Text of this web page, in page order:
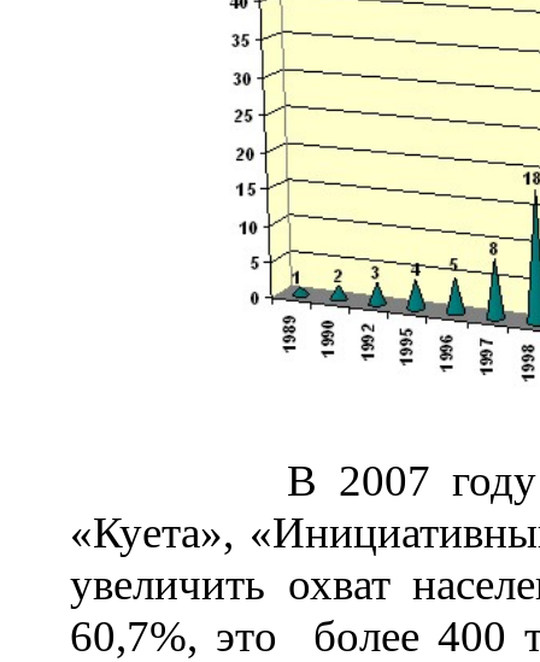
В 2007
«Куета»,
увеличить охват
60,7%, это более 400